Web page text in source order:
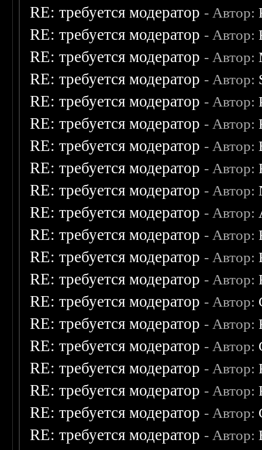
RE: требуется модератор - Автор:
RE: требуется модератор - Автор:
RE: требуется модератор - Автор:
RE: требуется модератор - Автор:
RE: требуется модератор - Автор:
RE: требуется модератор - Автор:
RE: требуется модератор - Автор:
RE: требуется модератор - Автор:
RE: требуется модератор - Автор:
RE: требуется модератор - Автор:
RE: требуется модератор - Автор:
RE: требуется модератор - Автор:
RE: требуется модератор - Автор:
RE: требуется модератор - Автор:
RE: требуется модератор - Автор:
RE: требуется модератор - Автор:
RE: требуется модератор - Автор:
RE: требуется модератор - Автор:
RE: требуется модератор - Автор:
RE: требуется модератор - Автор: